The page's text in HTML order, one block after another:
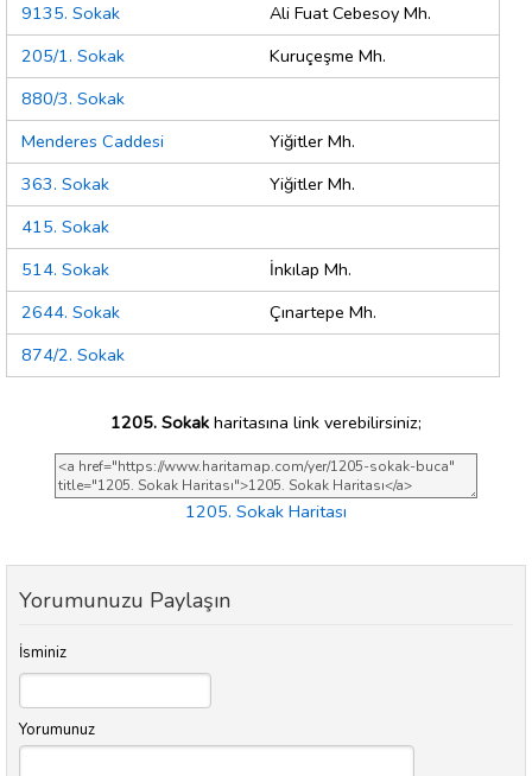
9135. Sokak
Ali Fuat Cebesoy Mh.
205/1. Sokak
Kuruçeşme Mh.
880/3. Sokak
Menderes Caddesi
Yiğitler Mh.
363. Sokak
Yiğitler Mh.
415. Sokak
514. Sokak
İnkılap Mh.
2644. Sokak
Çınartepe Mh.
874/2. Sokak
1205. Sokak haritasına link verebilirsiniz;
1205. Sokak Haritası
Yorumunuzu Paylaşın
İsminiz
Yorumunuz